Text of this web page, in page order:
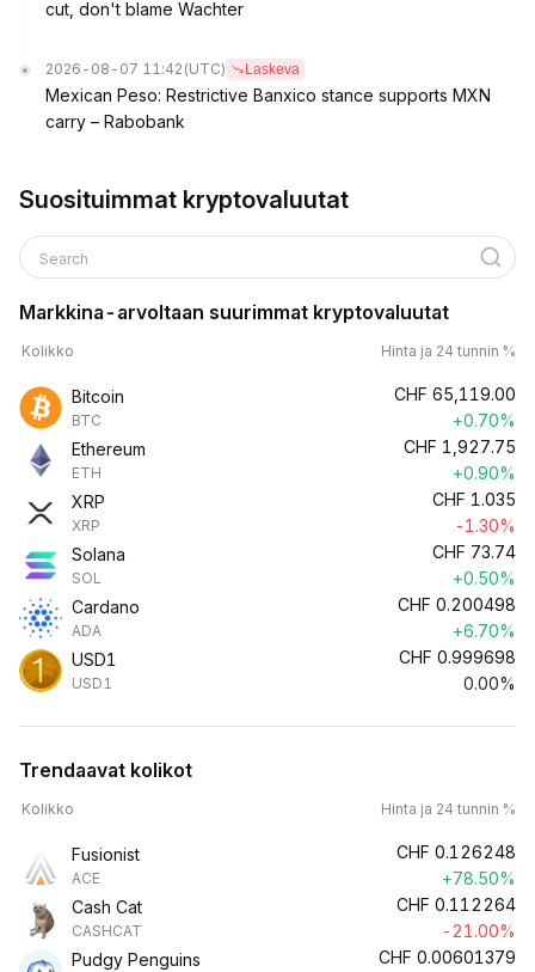
cut, don't blame Wachter
2026-08-07 11:42 (UTC) Laskeva
Mexican Peso: Restrictive Banxico stance supports MXN
carry – Rabobank
Suosituimmat kryptovaluutat
Search
Markkina-arvoltaan suurimmat kryptovaluutat
Kolikko Hinta ja 24 tunnin %
Bitcoin
BTC
CHF 65,119.00
+0.70%
Ethereum
ETH
CHF 1,927.75
+0.90%
XRP
XRP
CHF 1.035
-1.30%
Solana
SOL
CHF 73.74
+0.50%
Cardano
ADA
CHF 0.200498
+6.70%
USD1
USD1
CHF 0.999698
0.00%
Trendaavat kolikot
Kolikko Hinta ja 24 tunnin %
Fusionist
ACE
CHF 0.126248
+78.50%
Cash Cat
CASHCAT
CHF 0.112264
-21.00%
Pudgy Penguins
CHF 0.00601379